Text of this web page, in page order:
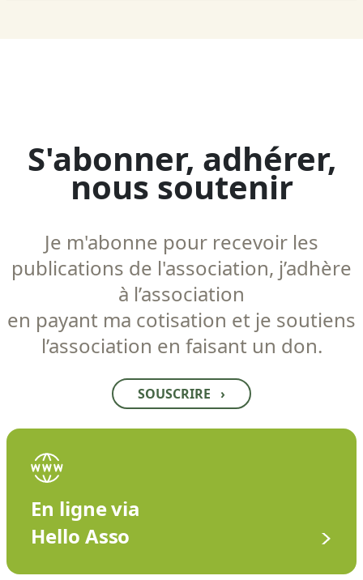
S'abonner, adhérer,
nous soutenir
Je m'abonne pour recevoir les
publications de l'association, j’adhère
à l’association
en payant ma cotisation et je soutiens
l’association en faisant un don.
SOUSCRIRE ›
En ligne via
Hello Asso